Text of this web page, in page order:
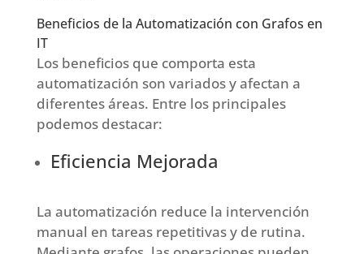
Beneficios de la Automatización con Grafos en
IT
Los beneficios que comporta esta
automatización son variados y afectan a
diferentes áreas. Entre los principales
podemos destacar:
Eficiencia Mejorada
La automatización reduce la intervención
manual en tareas repetitivas y de rutina.